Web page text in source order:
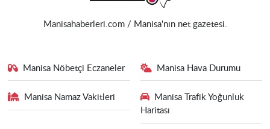
Manisahaberleri.com / Manisa'nın net gazetesi.
Manisa Nöbetçi Eczaneler Manisa Hava Durumu
Manisa Namaz Vakitleri
Manisa Trafik Yoğunluk
Haritası